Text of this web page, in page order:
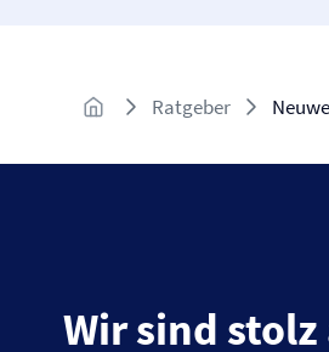
Ratgeber
Wir sind